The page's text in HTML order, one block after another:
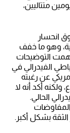
من خلال الارتداد من مستوى 1.1300 ليومين متتاليين،
انحسار
وهو ما خفف
التوضيحات
الفيدرالي في
عن رغبته
أكد أنه لا
الحالي.
المفاوضات
الثقة بشكل أكبر.